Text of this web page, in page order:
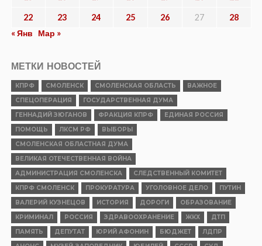
22 23 24 25 26 27
28
« Янв
Мар »
МЕТКИ НОВОСТЕЙ
КПРФ СМОЛЕНСК СМОЛЕНСКАЯ ОБЛАСТЬ
ВАЖНОЕ
СПЕЦОПЕРАЦИЯ
ГОСУДАРСТВЕННАЯ ДУМА
ГЕННАДИЙ ЗЮГАНОВ
ФРАКЦИЯ КПРФ
ЕДИНАЯ РОССИЯ
ПОМОЩЬ
ЛКСМ РФ
ВЫБОРЫ
СМОЛЕНСКАЯ ОБЛАСТНАЯ ДУМА
ВЕЛИКАЯ ОТЕЧЕСТВЕННАЯ ВОЙНА
АДМИНИСТРАЦИЯ СМОЛЕНСКА
СЛЕДСТВЕННЫЙ КОМИТЕТ
КПРФ СМОЛЕНСК
ПРОКУРАТУРА УГОЛОВНОЕ ДЕЛО
ПУТИН
ВАЛЕРИЙ КУЗНЕЦОВ
ИСТОРИЯ ДОРОГИ
ОБРАЗОВАНИЕ
КРИМИНАЛ
РОССИЯ ЗДРАВООХРАНЕНИЕ ЖКХ
ДТП
ПАМЯТЬ
ДЕПУТАТ ЮРИЙ АФОНИН БЮДЖЕТ
ЛДПР